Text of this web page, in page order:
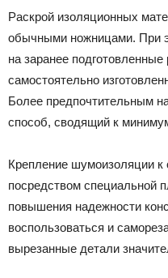
Раскрой изоляционных
обычными ножницами. При
на заранее
самостоятельно
Более предпочтительным
способ, сводящий к
Крепление шумоизоляции к
посредством специальной
повышения надежности
воспользоваться и
вырезанные детали